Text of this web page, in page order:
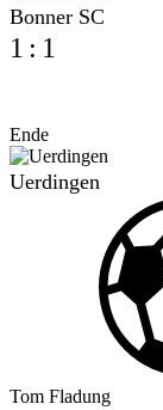
Bonner SC
1 : 1
Ende
Uerdingen
Tom Fladung